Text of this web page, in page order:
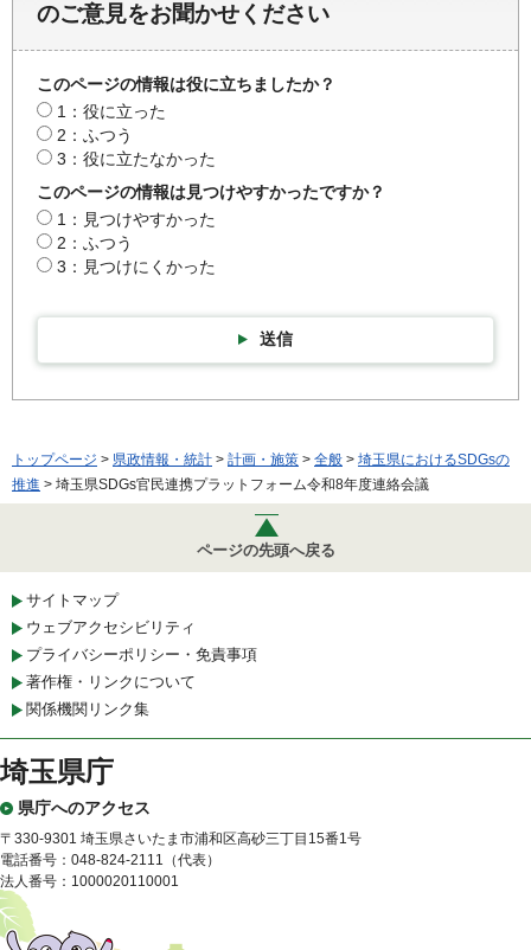
のご意見をお聞かせください
このページの情報は役に立ちましたか？
1：役に立った
2：ふつう
3：役に立たなかった
このページの情報は見つけやすかったですか？
1：見つけやすかった
2：ふつう
3：見つけにくかった
送信
トップページ > 県政情報・統計 > 計画・施策 > 全般 > 埼玉県におけるSDGsの
推進 > 埼玉県SDGs官民連携プラットフォーム令和8年度連絡会議
ページの先頭へ戻る
サイトマップ
ウェブアクセシビリティ
プライバシーポリシー・免責事項
著作権・リンクについて
関係機関リンク集
埼玉県庁
県庁へのアクセス
〒330-9301 埼玉県さいたま市浦和区高砂三丁目15番1号
電話番号：048-824-2111（代表）
法人番号：1000020110001